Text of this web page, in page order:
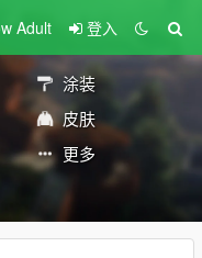
Adult 登入
涂装
皮肤
更多